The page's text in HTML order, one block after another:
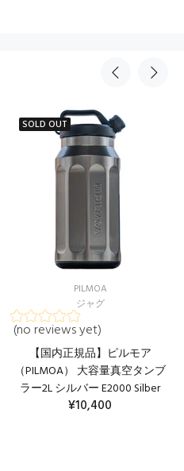
SOLD OUT
PILMOA
ジャグ
(no reviews yet)
【国内正規品】ピルモア
（PILMOA） 大容量真空タンブ
ラー2L シルバー E2000 Silber
¥10,400